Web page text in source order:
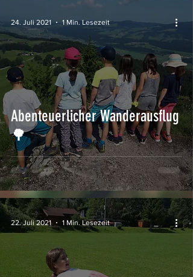
Abenteuerlicher Wanderausflug
🌳
24. Juli 2021 1 Min. Lesezeit
22. Juli 2021 1 Min. Lesezeit